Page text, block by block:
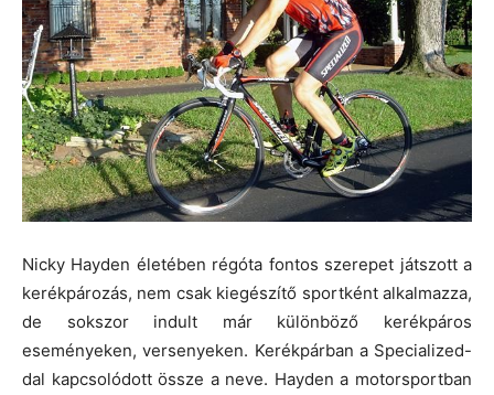
Nicky Hayden életében régóta fontos szerepet játszott a
kerékpározás, nem csak kiegészítő sportként alkalmazza,
de sokszor indult már különböző kerékpáros
eseményeken, versenyeken. Kerékpárban a Specialized-
dal kapcsolódott össze a neve. Hayden a motorsportban